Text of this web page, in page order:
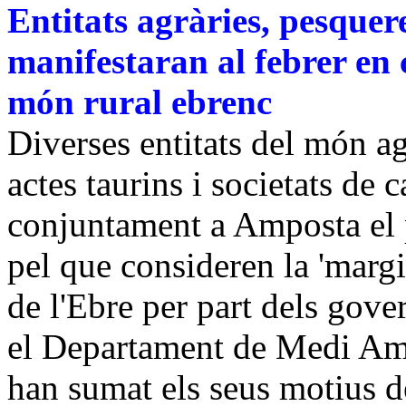
Entitats agràries,
manifestaran al febrer
món rural ebrenc
Diverses entitats del món
actes taurins i societats de
conjuntament a Amposta
pel que consideren la
de l'Ebre per part dels
el Departament de Medi
han sumat els seus motius